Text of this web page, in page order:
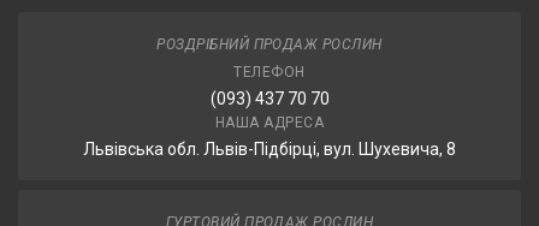
РОЗДРІБНИЙ ПРОДАЖ РОСЛИН
ТЕЛЕФОН
(093) 437 70 70
НАША АДРЕСА
Львівська обл. Львів-Підбірці, вул. Шухевича, 8